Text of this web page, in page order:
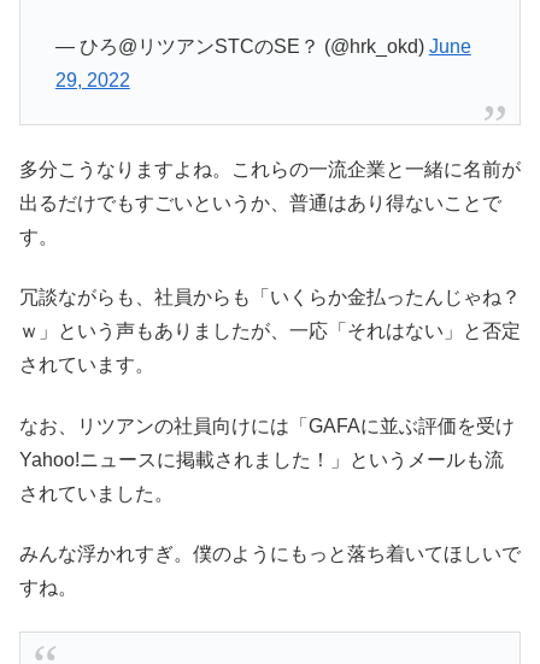
— ひろ@リツアンSTCのSE？ (@hrk_okd) June
29, 2022
多分こうなりますよね。これらの一流企業と一緒に名前が
出るだけでもすごいというか、普通はあり得ないことで
す。
冗談ながらも、社員からも「いくらか金払ったんじゃね？
ｗ」という声もありましたが、一応「それはない」と否定
されています。
なお、リツアンの社員向けには「GAFAに並ぶ評価を受け
Yahoo!ニュースに掲載されました！」というメールも流
されていました。
みんな浮かれすぎ。僕のようにもっと落ち着いてほしいで
すね。